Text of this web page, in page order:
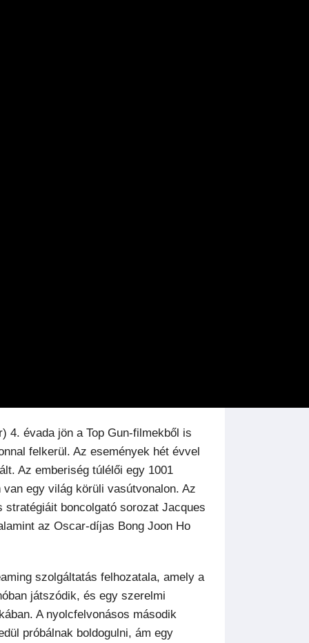
4. évada jön a Top Gun-filmekből is
felkerül. Az események hét évvel
Az emberiség túlélői egy 1001
egy világ körüli vasútvonalon. Az
boncolgató sorozat Jacques
az Oscar-díjas Bong Joon Ho
szolgáltatás felhozatala, amely a
játszódik, és egy szerelmi
A nyolcfelvonásos második
próbálnak boldogulni, ám egy